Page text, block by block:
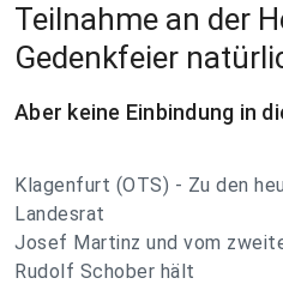
Teilnahme an der
Gedenkfeier
Aber keine Einbindung in
Klagenfurt (OTS) - Zu den
Landesrat
Josef Martinz und vom
Rudolf Schober hält